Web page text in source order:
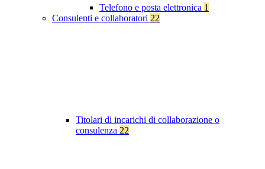
Telefono e posta elettronica 1
Consulenti e collaboratori 22
Titolari di incarichi di collaborazione o
consulenza 22